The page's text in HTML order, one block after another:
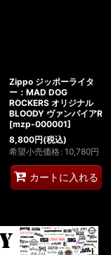
Zippo ジッポーライタ
ー：MAD DOG
ROCKERS オリジナル
BLOODY ヴァンパイアR
[mzp-000001]
8,800円(税込)
希望小売価格 : 10,780円
カートに入れる